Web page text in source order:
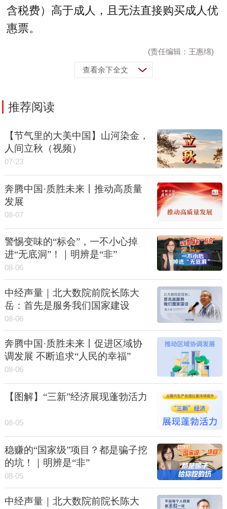
含税费）高于成人，且无法直接购买成人优
惠票。
(责任编辑：王惠绵)
查看余下全文
推荐阅读
【节气里的大美中国】山河染金，
人间立秋（视频）
07-23
奔腾中国·质胜未来丨推动高质量
发展
08-07
警惕变味的“标会”，一不小心掉
进“无底洞”！｜明辨是“非”
08-06
中经声量｜北大数院前院长陈大
岳：首先是服务我们国家建设
08-06
奔腾中国·质胜未来丨促进区域协
调发展 不断追求“人民的幸福”
08-06
【图解】“三新”经济展现蓬勃活力
08-05
稳赚的“国家级”项目？都是骗子挖
的坑！｜明辨是“非”
08-05
中经声量｜北大数院前院长陈大